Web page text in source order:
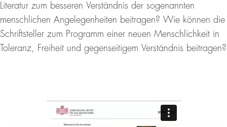
Literatur zum besseren Verständnis der sogenannten
menschlichen Angelegenheiten beitragen? Wie können die
Schriftsteller zum Programm einer neuen Menschlichkeit in
Toleranz, Freiheit und gegenseitigem Verständnis beitragen?